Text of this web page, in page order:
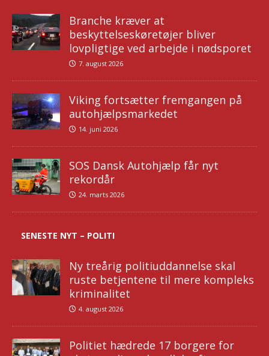
Branche kræver at
beskyttelseskøretøjer bliver
lovpligtige ved arbejde i nødsporet
7. august 2026
Viking fortsætter fremgangen på
autohjælpsmarkedet
14. juni 2026
SOS Dansk Autohjælp får nyt
rekordår
24. marts 2026
SENESTE NYT – POLITI
Ny treårig politiuddannelse skal
ruste betjentene til mere kompleks
kriminalitet
4. august 2026
Politiet hædrede 17 borgere for